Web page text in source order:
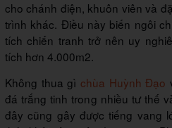
cho chánh điện, khuôn viên và
trình khác. Điều này biến ngôi
tích chiến tranh trở nên uy
tích hơn 4.000m2.
Không thua gì chùa Huỳnh Đạo
đá trắng tinh trong nhiều tư thế
đây cũng gây được tiếng vang